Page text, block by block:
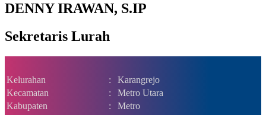
DENNY IRAWAN, S.IP
Sekretaris Lurah
Kelurahan :
Karangrejo
Kecamatan
:
Metro Utara
Kabupaten
:
Metro